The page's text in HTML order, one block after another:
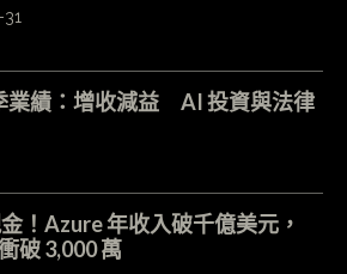
業績：增收減益 AI 投資與法律
！Azure 年收入破千億美元，
破 3,000 萬